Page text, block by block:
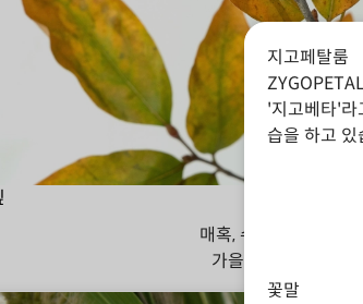
매혹, 수줍음
가을
지고페탈룸
'지고베타'라
습을 하고
꽃말